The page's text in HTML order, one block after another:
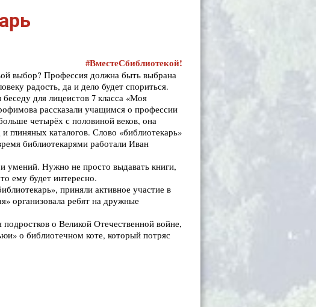
#ВместеСбиблиотекой!
выбор? Профессия должна быть выбрана
радость, да и дело будет спориться.
для лицеистов 7 класса «Моя
рассказали учащимся о профессии
четырёх с половиной веков, она
глиняных каталогов. Слово «библиотекарь»
библиотекарями работали Иван
умений. Нужно не просто выдавать книги,
ему будет интересно.
приняли активное участие в
организовала ребят на дружные
о Великой Отечественной войне,
о библиотечном коте, который потряс